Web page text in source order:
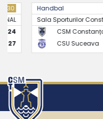
Handbal
Sala Sporturilor Constanta -..
CSM Constanța
CSU Suceava